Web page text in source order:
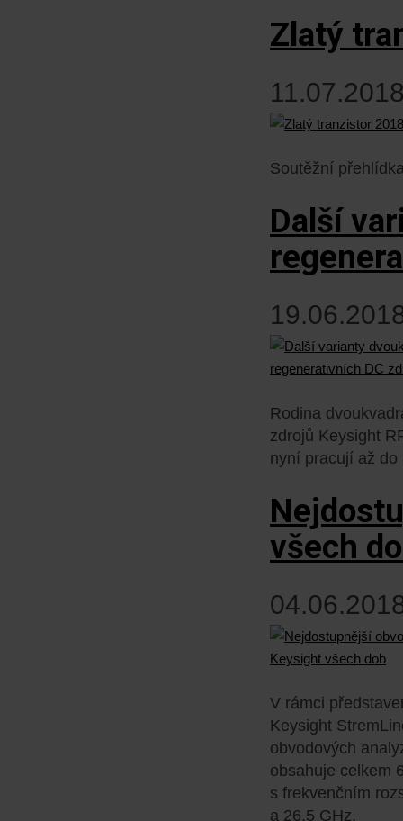
Zlatý
Soutěžní
Další
Rodina
zdrojů Keysight
nyní pracují až
všech
V rámci
Keysight
obvodových
obsahuje celkem
s frekvenčním
a 26,5 GHz.